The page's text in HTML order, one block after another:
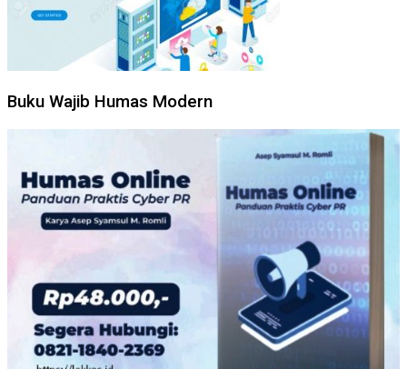
Buku Wajib Humas Modern